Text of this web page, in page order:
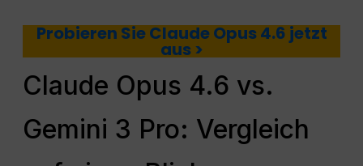
Probieren Sie Claude Opus 4.6 jetzt
aus >
Claude Opus 4.6 vs.
Gemini 3 Pro: Vergleich